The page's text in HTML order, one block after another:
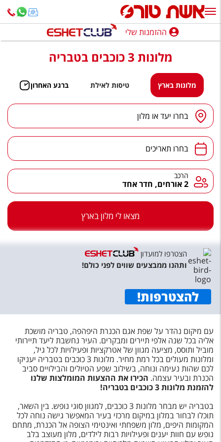
ההזמנות שלי
נופש בארץ
חופשה לפי סגנון
מלונות באילת
טיולים מאורגנים
סגנונות טיול
הרגע האחרון
מלונות בחו"ל
Русский
מגזין אשת
שירות לקוחות
טופס צור קשר
תקנון
נגישות
עקבו אחרינו
ההזמנות שלי
מלונות 3 כוכבים בטבריה
מלונות בארץ טיסות לאילת ברגע האחרון
יעד/מלון בחרו יעד או מלון
תאריכים בחרו תאריכים
הרכב הרכב
2 אורחים, חדר אחד
מצאו לי מלון בארץ
הצטרפו למועדון
ותהנו ממבצעים שווים לפני כולם!
להצטרפות!
עם מיקום נהדר על שפת אגם הכנרת היפהפה, טבריה מושכת
אליה בכל שנה אלפי תיירים ומבקרים. העיר נחשבת ליעד תיירותי
מוביל ותוסס, מציעה מגוון של אטרקציות ופעילויות לכל גיל,
ומלונות מעולים בכל רמת מחיר. מלונות 3 כוכבים בטבריה יעניקו
לכם שהות נעימה ונוחה, בשילוב שפע הטיולים והבילויים סביב
הכנרת ובעיר עצמה. הכירו את ההצעות המומלצות שלנו
להזמנת מלונות 3 כוכבים בטבריה!
בטבריה יש מבחר מלונות 3 כוכבים, למגוון סוגי נופש. בין השאר,
תוכלו לבחור במלון במיקום מרכזי בעיר המאפשר גישה נוחה לכל
המקומות היפים, מלון משפחתי ואינטימי הצופה אל הכנרת, מתחם
נופש עם חוות יענים ופעילויות רבות לילדים, מלון מעוצב בלב